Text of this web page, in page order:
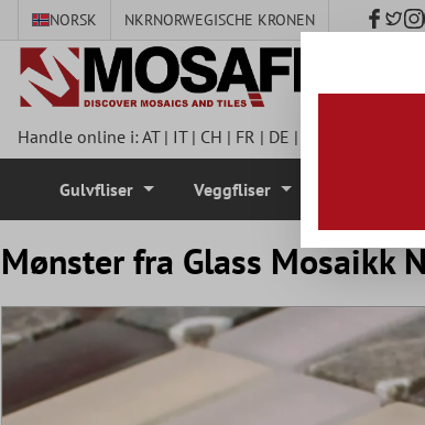
NORSK NKRNORWEGISCHE KRONEN
Handle online i:AT| IT| CH | FR | DE |
Gulvfliser Veggfliser
Mønster fra Glass Mosaikk